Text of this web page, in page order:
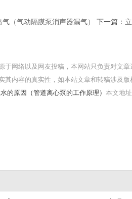
（气动隔膜泵消声器漏气） 下一篇：
于网络以及网友投稿，本网站只负责对文
其内容的真实性，如本站文章和转稿涉及
的原因（管道离心泵的工作原理） 本文地